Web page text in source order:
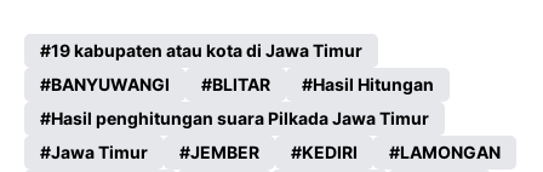
19 kabupaten atau kota di Jawa Timur
BANYUWANGI
BLITAR
Hasil Hitungan
Hasil penghitungan suara Pilkada Jawa Timur
Jawa Timur
JEMBER KEDIRI
LAMONGAN